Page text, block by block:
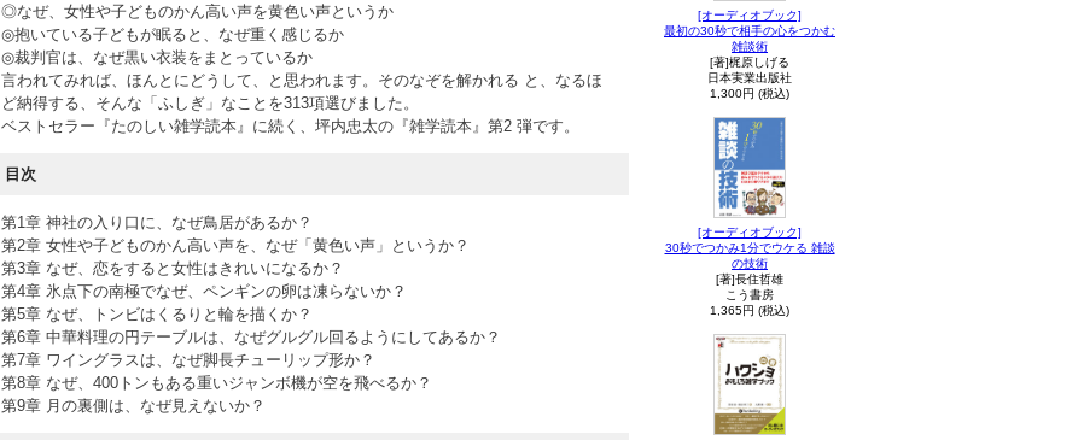
◎なぜ、女性や子どものかん高い声を黄色い声というか
◎抱いている子どもが眠ると、なぜ重く感じるか
◎裁判官は、なぜ黒い衣装をまとっているか
言われてみれば、ほんとにどうして、と思われます。そのなぞを解かれる と、なるほ
ど納得する、そんな「ふしぎ」なことを313項選びました。
ベストセラー『たのしい雑学読本』に続く、坪内忠太の『雑学読本』第2 弾です。
目次
第1章 神社の入り口に、なぜ鳥居があるか？
第2章 女性や子どものかん高い声を、なぜ「黄色い声」というか？
第3章 なぜ、恋をすると女性はきれいになるか？
第4章 氷点下の南極でなぜ、ペンギンの卵は凍らないか？
第5章 なぜ、トンビはくるりと輪を描くか？
第6章 中華料理の円テーブルは、なぜグルグル回るようにしてあるか？
第7章 ワイングラスは、なぜ脚長チューリップ形か？
第8章 なぜ、400トンもある重いジャンボ機が空を飛べるか？
第9章 月の裏側は、なぜ見えないか？
[オーディオブック]
最初の30秒で相手の心をつかむ
雑談術
[著]梶原しげる
日本実業出版社
1,300円 (税込)
[オーディオブック]
30秒でつかみ1分でウケる 雑談
の技術
[著]長住哲雄
こう書房
1,365円 (税込)